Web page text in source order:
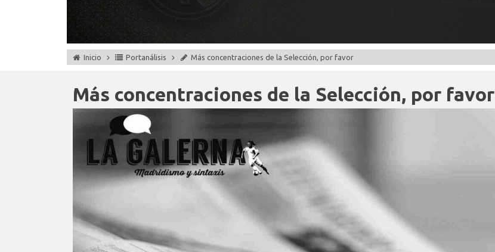
Inicio Portanálisis Más concentraciones de la Selección, por favor
Más concentraciones de la Selección, por favor